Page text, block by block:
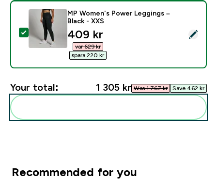
Select this product - MP Women's Power Leggings –
MP Women's Power Leggings –
Black - XXS
discounted price
409 kr‎
var 629 kr‎
spara 220 kr‎
Your total: 1 305 kr‎ Was 1 767 kr‎ Save 462 kr‎
Recommended for you